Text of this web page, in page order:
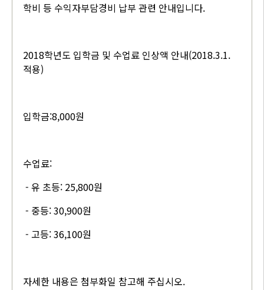
학비 등 수익자부담경비 납부 관련 안내입니다.
2018학년도 입학금 및 수업료 인상액 안내(2018.3.1.
적용)
입학금:8,000원
수업료:
- 유 초등: 25,800원
- 중등: 30,900원
- 고등: 36,100원
자세한 내용은 첨부화일 참고해 주십시오.